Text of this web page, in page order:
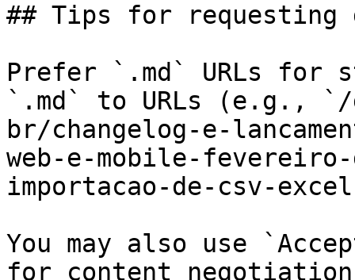
## Tips for requesting
Prefer `.md` URLs for
`.md` to URLs (e.g.,
br/changelog-e-
web-e-mobile-
importacao-de-csv-
You may also use